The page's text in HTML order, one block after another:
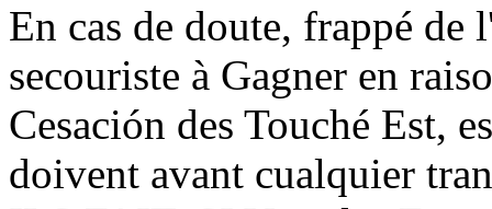
En cas de doute, frappé
secouriste à Gagner en
Cesación des Touché Est,
doivent avant cualquier